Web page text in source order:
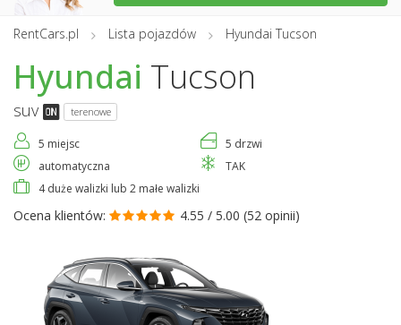
RentCars.pl Lista pojazdów Hyundai Tucson
Hyundai Tucson
suv terenowe
5 miejsc
5 drzwi
automatyczna
TAK
4 duże walizki lub 2 małe walizki
Ocena klientów: 4.55 / 5.00 (52 opinii)